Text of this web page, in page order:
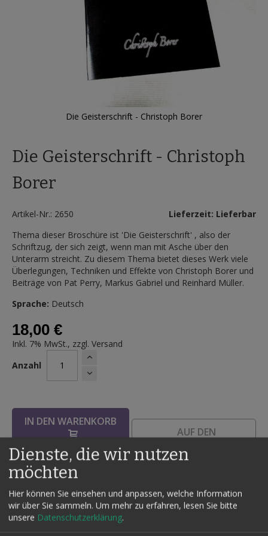
Die Geisterschrift - Christoph Borer
der
springen
Die Geisterschrift - Christoph
Borer
Artikel-Nr.: 2650
Lieferzeit: Lieferbar
Thema dieser Broschüre ist 'Die Geisterschrift' , also der
Schriftzug, der sich zeigt, wenn man mit Asche über den
Unterarm streicht. Zu diesem Thema bietet dieses Werk viele
Überlegungen, Techniken und Effekte von Christoph Borer und
Beiträge von Pat Perry, Markus Gabriel und Reinhard Müller.
Sprache: Deutsch
18,00 €
Inkl. 7% MwSt., zzgl. Versand
Anzahl
IN DEN WARENKORB
AUF DEN
Details
Dienste, die wir nutzen
möchten
Hier können Sie einsehen und anpassen, welche Information
wir über Sie sammeln. Um mehr zu erfahren, lesen Sie bitte
unsere Datenschutzerklärung.